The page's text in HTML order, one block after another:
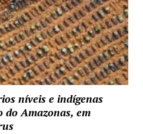
níveis e indígenas
do Amazonas, em